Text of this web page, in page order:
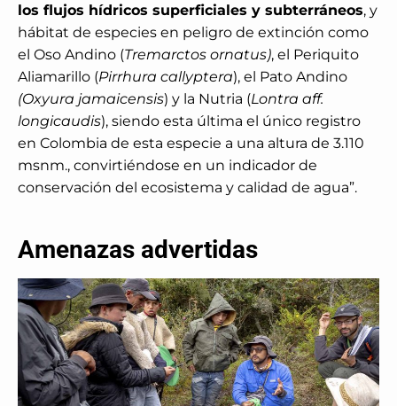
los flujos hídricos superficiales y subterráneos, y
hábitat de especies en peligro de extinción como
el Oso Andino (Tremarctos ornatus), el Periquito
Aliamarillo (Pirrhura callyptera), el Pato Andino
(Oxyura jamaicensis) y la Nutria (Lontra aff.
longicaudis), siendo esta última el único registro
en Colombia de esta especie a una altura de 3.110
msnm., convirtiéndose en un indicador de
conservación del ecosistema y calidad de agua”.
Amenazas advertidas